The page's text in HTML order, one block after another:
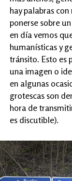
hay palabras
ponerse sobre
en día vemos
humanísticas y
tránsito. Esto es
una imagen o
en algunas
grotescas son
hora de
es discutible).